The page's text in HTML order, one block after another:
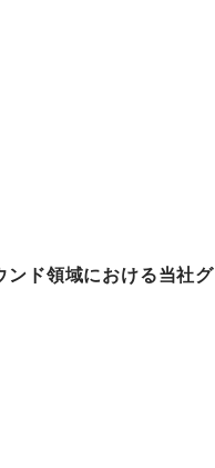
ンド領域における当社グ